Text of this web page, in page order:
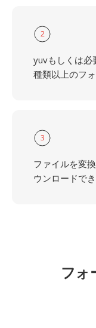
2
yuvもしくは必
種類以上のフ
3
ファイルを変
ウンロードで
フォ